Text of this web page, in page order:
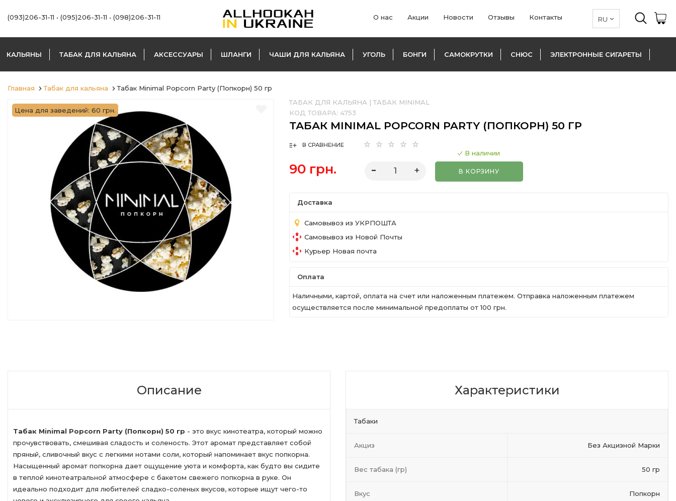
(093)206-31-11 • (095)206-31-11 • (098)206-31-11 О нас Акции Новости Отзывы Контакты
КАЛЬЯНЫ ТАБАК ДЛЯ КАЛЬЯНА АКСЕССУАРЫ ШЛАНГИ ЧАШИ ДЛЯ КАЛЬЯНА УГОЛЬ БОНГИ САМОКРУТКИ СНЮС ЭЛЕКТРОННЫЕ СИГАРЕТЫ
Главная Табак для кальяна Табак Minimal Popcorn Party (Попкорн) 50 гр
Цена для заведений: 60 грн.
ТАБАК ДЛЯ КАЛЬЯНА | ТАБАК MINIMAL
КОД ТОВАРА: 4753
ТАБАК MINIMAL POPCORN PARTY (ПОПКОРН) 50 ГР
В СРАВНЕНИЕ
90 грн.
В наличии
В КОРЗИНУ
Доставка
Самовывоз из УКРПОШТА
Самовывоз из Новой Почты
Курьер Новая почта
Оплата
Наличными, картой, оплата на счет или наложенным платежем. Отправка наложенным платежем
осуществляется после минимальной предоплаты от 100 грн.
Описание
Табак Minimal Popcorn Party (Попкорн) 50 гр - это вкус кинотеатра, который можно
прочувствовать, смешивая сладость и соленость. Этот аромат представляет собой
пряный, сливочный вкус с легкими нотами соли, который напоминает вкус попкорна.
Насыщенный аромат попкорна дает ощущение уюта и комфорта, как будто вы сидите
в теплой кинотеатральной атмосфере с бакетом свежего попкорна в руке. Он
идеально подходит для любителей сладко-соленых вкусов, которые ищут чего-то
Характеристики
Табаки
Акциз Без Акцизной Марки
Вес табака (гр) 50 гр
Вкус Попкорн